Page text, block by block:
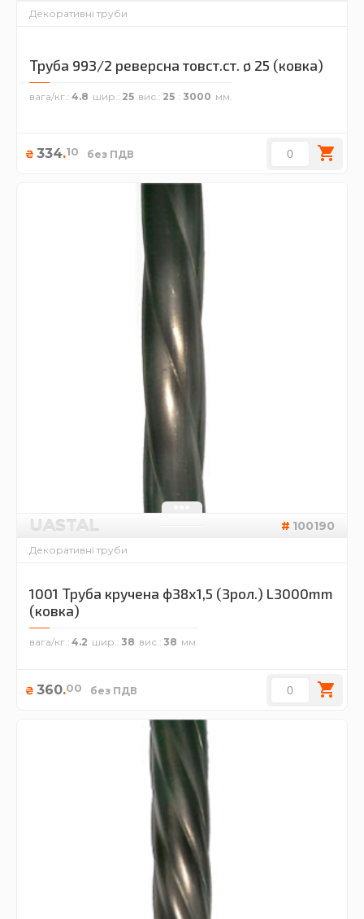
Декоративні труби
Труба 993/2 реверсна товст.ст. ø 25 (ковка)
вага/кг. 4.8 шир. 25 вис. 25 3000
₴ 334.10 без ПДВ
UASTAL 100190
Декоративні труби
1001 Труба кручена ф38х1,5 (3рол.) L3000mm
(ковка)
вага/кг. 4.2 шир. 38 вис. 38
₴ 360.00 без ПДВ